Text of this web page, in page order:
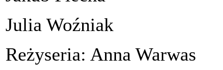
Julia Woźniak
Reżyseria: Anna Warwas